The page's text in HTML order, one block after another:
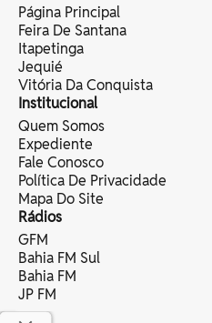
Página Principal
Feira De Santana
Itapetinga
Jequié
Vitória Da Conquista
Institucional
Quem Somos
Expediente
Fale Conosco
Política De Privacidade
Mapa Do Site
Rádios
GFM
Bahia FM Sul
Bahia FM
JP FM